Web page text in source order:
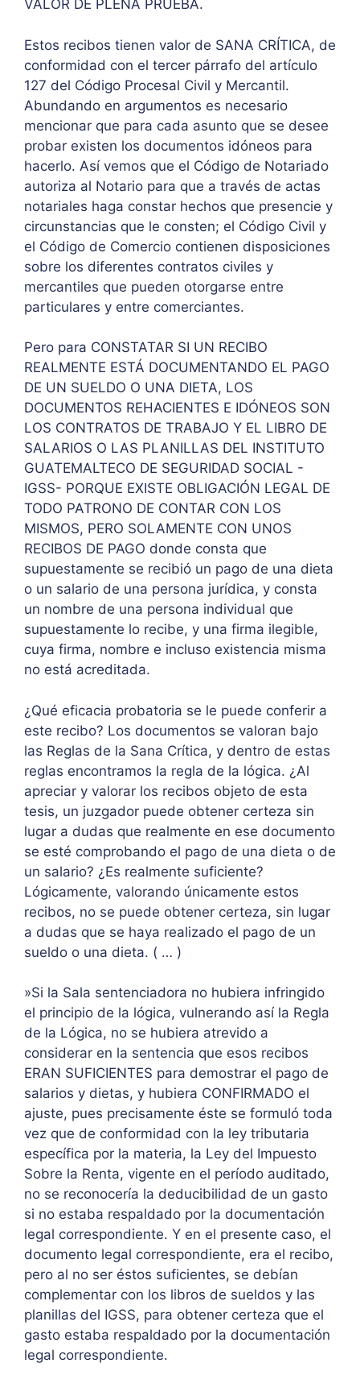
VALOR DE PLENA PRUEBA.
Estos recibos tienen valor de SANA CRÍTICA, de
conformidad con el tercer párrafo del artículo
127 del Código Procesal Civil y Mercantil.
Abundando en argumentos es necesario
mencionar que para cada asunto que se desee
probar existen los documentos idóneos para
hacerlo. Así vemos que el Código de Notariado
autoriza al Notario para que a través de actas
notariales haga constar hechos que presencie y
circunstancias que le consten; el Código Civil y
el Código de Comercio contienen disposiciones
sobre los diferentes contratos civiles y
mercantiles que pueden otorgarse entre
particulares y entre comerciantes.
Pero para CONSTATAR SI UN RECIBO
REALMENTE ESTÁ DOCUMENTANDO EL PAGO
DE UN SUELDO O UNA DIETA, LOS
DOCUMENTOS REHACIENTES E IDÓNEOS SON
LOS CONTRATOS DE TRABAJO Y EL LIBRO DE
SALARIOS O LAS PLANILLAS DEL INSTITUTO
GUATEMALTECO DE SEGURIDAD SOCIAL -
IGSS- PORQUE EXISTE OBLIGACIÓN LEGAL DE
TODO PATRONO DE CONTAR CON LOS
MISMOS, PERO SOLAMENTE CON UNOS
RECIBOS DE PAGO donde consta que
supuestamente se recibió un pago de una dieta
o un salario de una persona jurídica, y consta
un nombre de una persona individual que
supuestamente lo recibe, y una firma ilegible,
cuya firma, nombre e incluso existencia misma
no está acreditada.
¿Qué eficacia probatoria se le puede conferir a
este recibo? Los documentos se valoran bajo
las Reglas de la Sana Crítica, y dentro de estas
reglas encontramos la regla de la lógica. ¿Al
apreciar y valorar los recibos objeto de esta
tesis, un juzgador puede obtener certeza sin
lugar a dudas que realmente en ese documento
se esté comprobando el pago de una dieta o de
un salario? ¿Es realmente suficiente?
Lógicamente, valorando únicamente estos
recibos, no se puede obtener certeza, sin lugar
a dudas que se haya realizado el pago de un
sueldo o una dieta. ( … )
»Si la Sala sentenciadora no hubiera infringido
el principio de la lógica, vulnerando así la Regla
de la Lógica, no se hubiera atrevido a
considerar en la sentencia que esos recibos
ERAN SUFICIENTES para demostrar el pago de
salarios y dietas, y hubiera CONFIRMADO el
ajuste, pues precisamente éste se formuló toda
vez que de conformidad con la ley tributaria
específica por la materia, la Ley del Impuesto
Sobre la Renta, vigente en el período auditado,
no se reconocería la deducibilidad de un gasto
si no estaba respaldado por la documentación
legal correspondiente. Y en el presente caso, el
documento legal correspondiente, era el recibo,
pero al no ser éstos suficientes, se debían
complementar con los libros de sueldos y las
planillas del IGSS, para obtener certeza que el
gasto estaba respaldado por la documentación
legal correspondiente.